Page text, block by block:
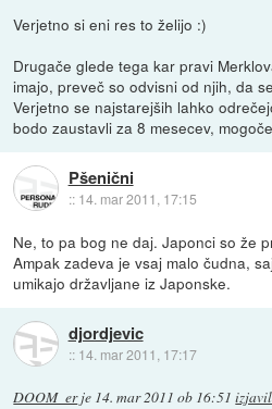
Verjetno si eni res to želijo :)
Drugače glede tega kar pravi
imajo, preveč so odvisni od njih, da
Verjetno se najstarejših lahko
bodo zaustavli za 8 mesecev,
Pšenični
:: 14. mar 2011, 17:15
Ne, to pa bog ne daj. Japonci so že
Ampak zadeva je vsaj malo čudna,
umikajo državljane iz Japonske.
djordjevic
:: 14. mar 2011, 17:17
DOOM_erje 14. mar 2011 ob 16:51 izjavil